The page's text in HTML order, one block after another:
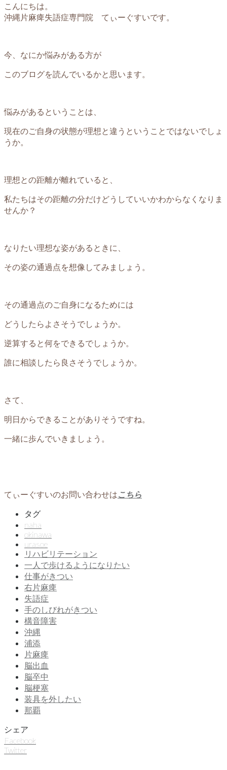
こんにちは。
沖縄片麻痺失語症専門院 てぃーぐすいです。
今、なにか悩みがある方が
このブログを読んでいるかと思います。
悩みがあるということは、
現在のご自身の状態が理想と違うということではないでしょ
うか。
理想との距離が離れていると、
私たちはその距離の分だけどうしていいかわからなくなりま
せんか？
なりたい理想な姿があるときに、
その姿の通過点を想像してみましょう。
その通過点のご自身になるためには
どうしたらよさそうでしょうか。
逆算すると何をできるでしょうか。
誰に相談したら良さそうでしょうか。
さて、
明日からできることがありそうですね。
一緒に歩んでいきましょう。
てぃーぐすいのお問い合わせはこちら
タグ
naha
okinawa
urasoe
リハビリテーション
一人で歩けるようになりたい
仕事がきつい
右片麻痺
失語症
手のしびれがきつい
構音障害
沖縄
浦添
片麻痺
脳出血
脳卒中
脳梗塞
装具を外したい
那覇
シェア
Facebook
Twitter